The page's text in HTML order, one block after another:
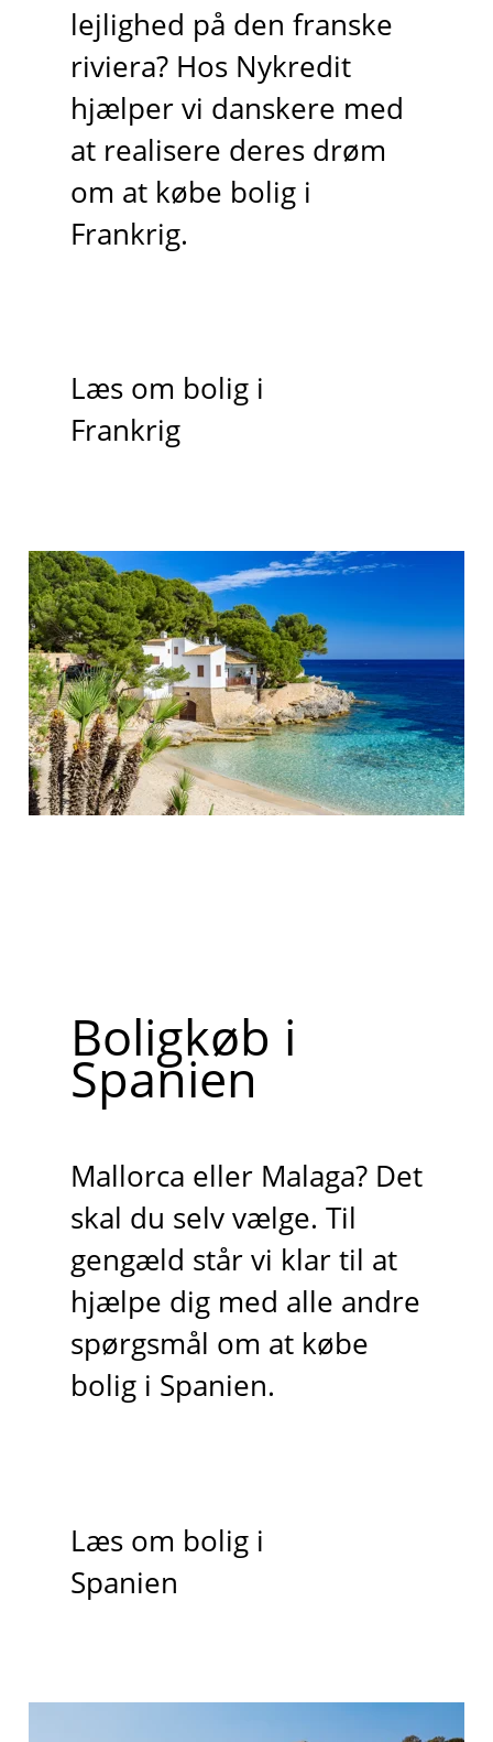
lejlighed på den franske
riviera? Hos Nykredit
hjælper vi danskere med
at realisere deres drøm
om at købe bolig i
Frankrig.
Læs om bolig i
Frankrig
Boligkøb i
Spanien
Mallorca eller Malaga? Det
skal du selv vælge. Til
gengæld står vi klar til at
hjælpe dig med alle andre
spørgsmål om at købe
bolig i Spanien.
Læs om bolig i
Spanien